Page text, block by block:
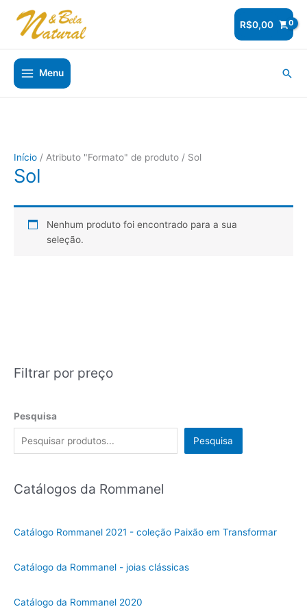
para
conteúdo
R$0,00
Menu
Filtrar por preço
Pesquisa
Pesquisa
Catálogos da Rommanel
Catálogo Rommanel 2021 - coleção Paixão em Transformar
Catálogo da Rommanel - joias clássicas
Catálogo da Rommanel 2020
Início / Atributo "Formato" de produto / Sol
Sol
Nenhum produto foi encontrado para a sua
seleção.